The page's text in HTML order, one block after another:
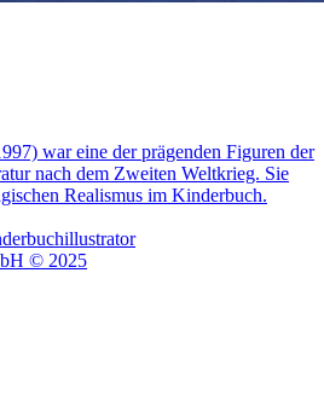
war eine der prägenden Figuren der
nach dem Zweiten Weltkrieg. Sie
Realismus im Kinderbuch.
© 2025